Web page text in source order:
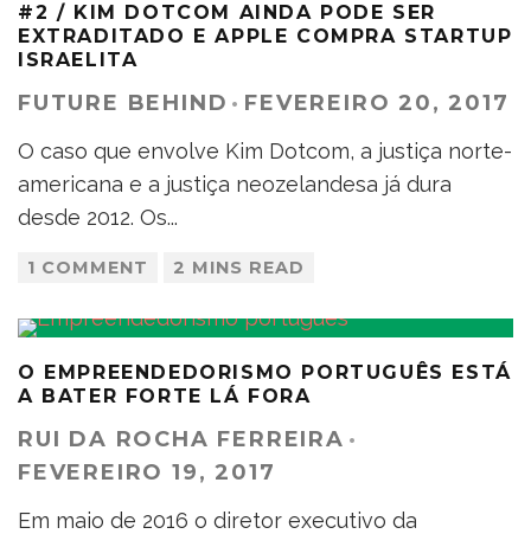
#2 / KIM DOTCOM AINDA PODE SER
EXTRADITADO E APPLE COMPRA STARTUP
ISRAELITA
FUTURE BEHIND · FEVEREIRO 20, 2017
O caso que envolve Kim Dotcom, a justiça norte-
americana e a justiça neozelandesa já dura
desde 2012. Os...
1 COMMENT 2 MINS READ
O EMPREENDEDORISMO PORTUGUÊS ESTÁ
A BATER FORTE LÁ FORA
RUI DA ROCHA FERREIRA ·
FEVEREIRO 19, 2017
Em maio de 2016 o diretor executivo da